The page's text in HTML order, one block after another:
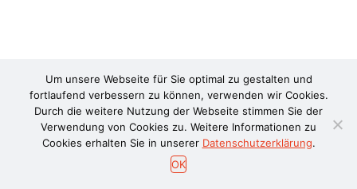
Um unsere Webseite für Sie optimal zu gestalten und
fortlaufend verbessern zu können, verwenden wir Cookies.
Durch die weitere Nutzung der Webseite stimmen Sie der
Verwendung von Cookies zu. Weitere Informationen zu
Cookies erhalten Sie in unserer Datenschutzerklärung.
OK